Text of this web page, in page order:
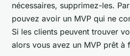
nécessaires, supprimez-les.
pouvez avoir un MVP qui ne
Si les clients peuvent trouver
alors vous avez un MVP prêt à